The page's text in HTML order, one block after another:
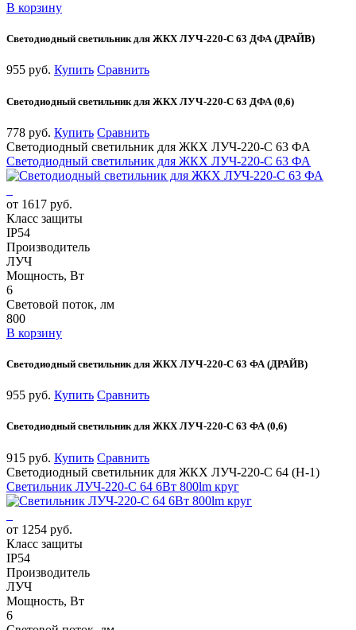
В корзину
Светодиодный светильник для ЖКХ ЛУЧ-220-С 63 ДФА (ДРАЙВ)
955 руб. Купить Сравнить
Светодиодный светильник для ЖКХ ЛУЧ-220-С 63 ДФА (0,6)
778 руб. Купить Сравнить
Светодиодный светильник для ЖКХ ЛУЧ-220-С 63 ФА
Светодиодный светильник для ЖКХ ЛУЧ-220-С 63 ФА
от 1617 руб.
Класс защиты
IP54
Производитель
ЛУЧ
Мощность, Вт
6
Световой поток, лм
800
В корзину
Светодиодный светильник для ЖКХ ЛУЧ-220-С 63 ФА (ДРАЙВ)
955 руб. Купить Сравнить
Светодиодный светильник для ЖКХ ЛУЧ-220-С 63 ФА (0,6)
915 руб. Купить Сравнить
Светодиодный светильник для ЖКХ ЛУЧ-220-С 64 (Н-1)
Светильник ЛУЧ-220-С 64 6Вт 800lm круг
от 1254 руб.
Класс защиты
IP54
Производитель
ЛУЧ
Мощность, Вт
6